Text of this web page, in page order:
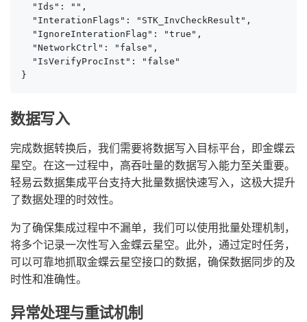
  "Ids": "",
  "InterationFlags": "STK_InvCheckResult",
  "IgnoreInterationFlag": "true",
  "NetworkCtrl": "false",
  "IsVerifyProcInst": "false"
}
数据写入
完成数据转换后，我们需要将数据写入目标平台，即金蝶云
星空。在这一过程中，高吞吐量的数据写入能力至关重要。
轻易云数据集成平台支持大批量数据快速写入，这极大提升
了数据处理的时效性。
为了确保集成过程中不漏单，我们可以使用批量处理机制，
将多个记录一次性写入金蝶云星空。此外，通过定时任务，
可以可靠地抓取金蝶云星空接口的数据，确保数据同步的及
时性和准确性。
异常处理与重试机制